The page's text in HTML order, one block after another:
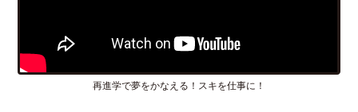
再進学で夢をかなえる！スキを仕事に！